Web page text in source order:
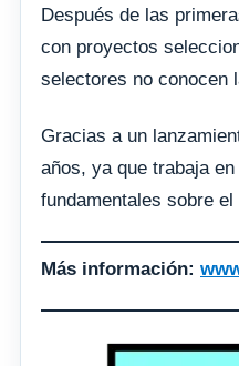
Después de las
con proyectos
selectores no conocen
Gracias a un
años, ya que trabaja
fundamentales sobre
Más información: